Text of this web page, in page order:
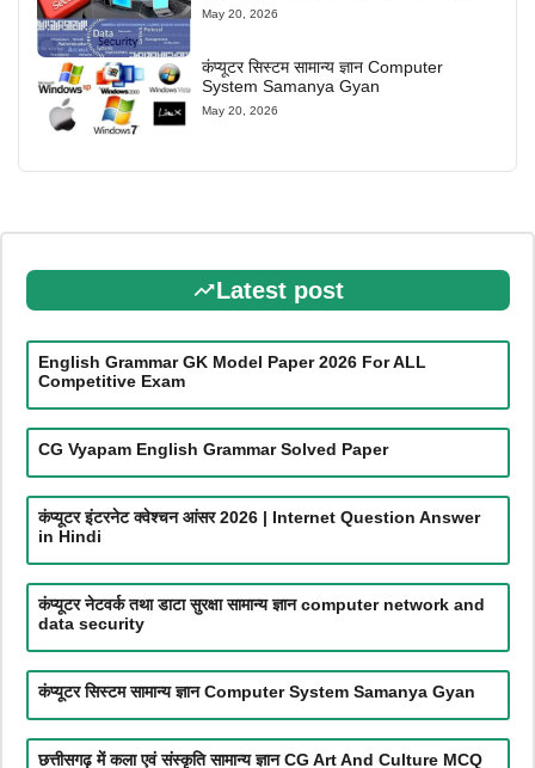
May 20, 2026
कंप्यूटर सिस्टम सामान्य ज्ञान Computer
System Samanya Gyan
May 20, 2026
Latest post
English Grammar GK Model Paper 2026 For ALL
Competitive Exam
CG Vyapam English Grammar Solved Paper
कंप्यूटर इंटरनेट क्वेश्चन आंसर 2026 | Internet Question Answer
in Hindi
कंप्यूटर नेटवर्क तथा डाटा सुरक्षा सामान्य ज्ञान computer network and
data security
कंप्यूटर सिस्टम सामान्य ज्ञान Computer System Samanya Gyan
छत्तीसगढ़ में कला एवं संस्कृति सामान्य ज्ञान CG Art And Culture MCQ